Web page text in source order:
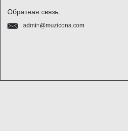
Обратная связь:
admin@muzicona.com